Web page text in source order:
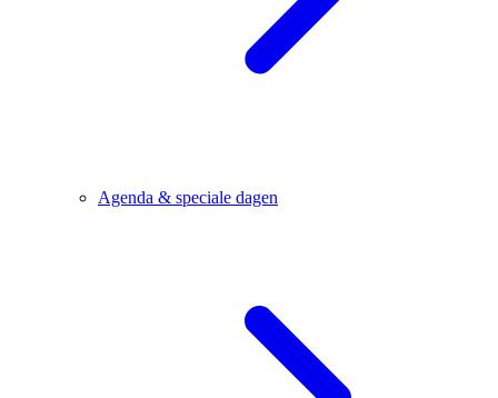
Agenda & speciale dagen